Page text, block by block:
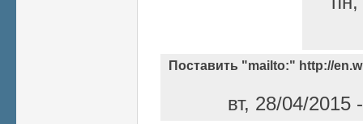
Поставить "mailto:" http://
вт, 28/04/